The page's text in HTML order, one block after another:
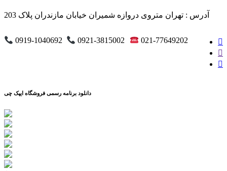
آدرس : تهران متروی دروازه شمیران خیابان مازندران پلاک 203
0919-1040692 0921-3815002 021-77649202
دانلود برنامه رسمی فروشگاه ایپک چی